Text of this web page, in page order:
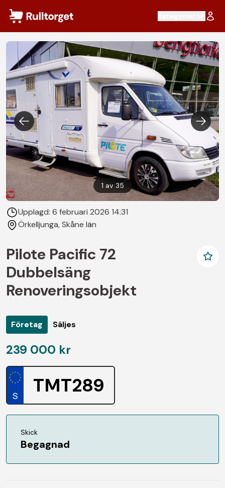
1av 35
Upplagd: 6 februari 2026 14:31
Örkelljunga, Skåne län
Pilote Pacific 72
Dubbelsäng
Renoveringsobjekt
Företag Säljes
239 000 kr
TMT289
Skick
Begagnad